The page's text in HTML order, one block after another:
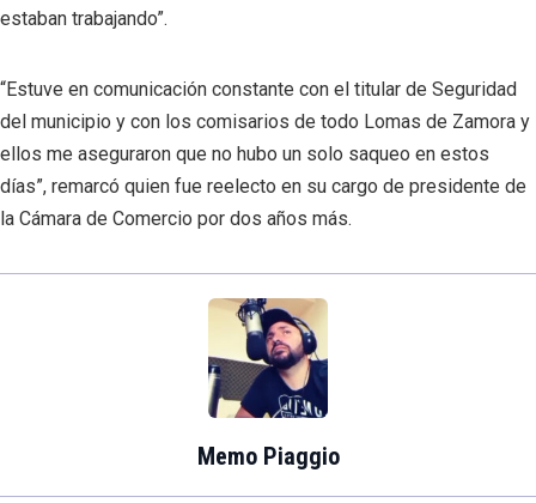
estaban trabajando”.
“Estuve en comunicación constante con el titular de Seguridad
del municipio y con los comisarios de todo Lomas de Zamora y
ellos me aseguraron que no hubo un solo saqueo en estos
días”, remarcó quien fue reelecto en su cargo de presidente de
la Cámara de Comercio por dos años más.
Memo Piaggio